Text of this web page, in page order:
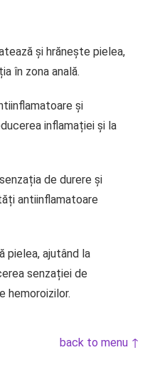
și hrănește pielea,
în zona anală.
și
inflamației și la
de durere și
antiinflamatoare
pielea, ajutând la
senzației de
hemoroizilor.
back to menu ↑